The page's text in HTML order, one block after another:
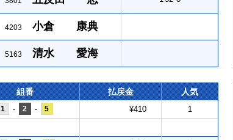
4203 小倉 康典
5163 清水 愛海
組番 払戻金 人気
1 - 2 - 5 ¥410 1